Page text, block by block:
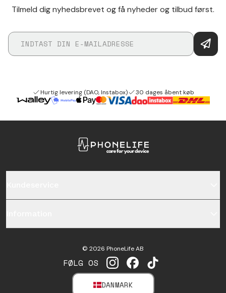
Tilmeld dig nyhedsbrevet og få nyheder og tilbud først.
Hurtig levering (DAO, Instabox) 30 dages åbent køb
FØLG OS INSTAGRAM
FACEBOOKTIKTOK
DANMARK
SELECT MARKET
© 2026 PhoneLife AB